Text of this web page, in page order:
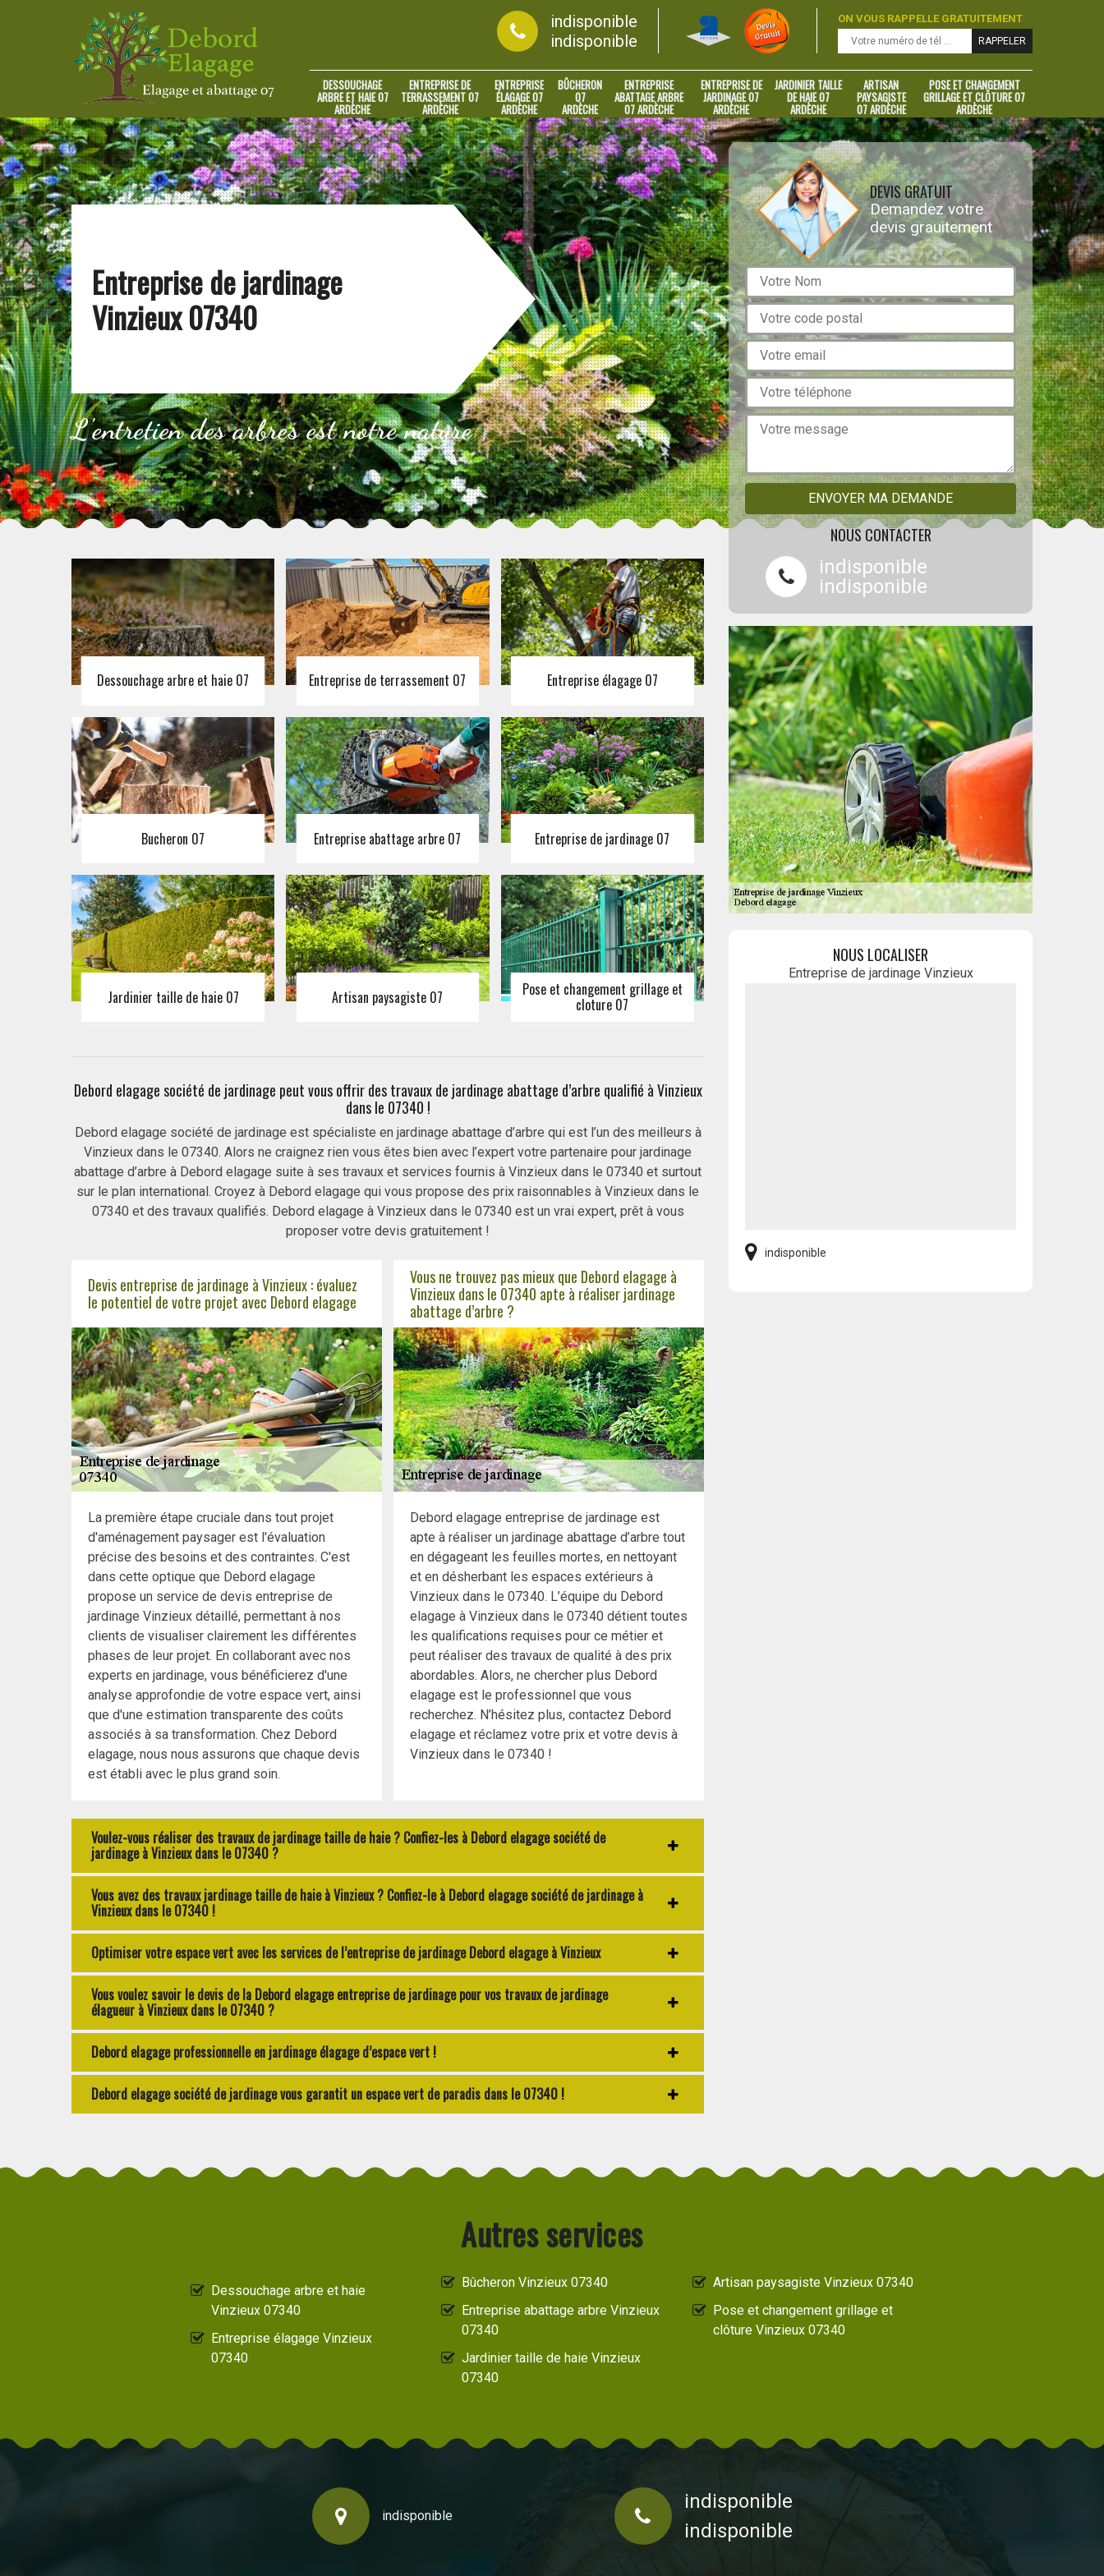
indisponible
indisponible
ON VOUS RAPPELLE GRATUITEMENT
DESSOUCHAGE
ARBRE ET HAIE 07
ARDÈCHE
ENTREPRISE DE
TERRASSEMENT 07
ARDÈCHE
ENTREPRISE
ÉLAGAGE 07
ARDÈCHE
BÛCHERON
07
ARDÈCHE
ENTREPRISE
ABATTAGE ARBRE
07 ARDÈCHE
ENTREPRISE DE
JARDINAGE 07
ARDÈCHE
JARDINIER TAILLE
DE HAIE 07
ARDÈCHE
ARTISAN
PAYSAGISTE
07 ARDÈCHE
POSE ET CHANGEMENT
GRILLAGE ET CLÔTURE 07
ARDÈCHE
Entreprise de jardinage
Vinzieux 07340
L'entretien des arbres est notre nature
Dessouchage arbre et haie 07 Entreprise de terrassement 07 Entreprise élagage 07
Bucheron 07 Entreprise abattage arbre 07 Entreprise de jardinage 07
Jardinier taille de haie 07 Artisan paysagiste 07 Pose et changement grillage et
cloture 07
Debord elagage société de jardinage peut vous offrir des travaux de jardinage abattage d’arbre qualifié à Vinzieux
dans le 07340 !
Debord elagage société de jardinage est spécialiste en jardinage abattage d’arbre qui est l’un des meilleurs à
Vinzieux dans le 07340. Alors ne craignez rien vous êtes bien avec l’expert votre partenaire pour jardinage
abattage d’arbre à Debord elagage suite à ses travaux et services fournis à Vinzieux dans le 07340 et surtout
sur le plan international. Croyez à Debord elagage qui vous propose des prix raisonnables à Vinzieux dans le
07340 et des travaux qualifiés. Debord elagage à Vinzieux dans le 07340 est un vrai expert, prêt à vous
proposer votre devis gratuitement !
Devis entreprise de jardinage à Vinzieux : évaluez
le potentiel de votre projet avec Debord elagage
La première étape cruciale dans tout projet
d'aménagement paysager est l'évaluation
précise des besoins et des contraintes. C'est
dans cette optique que Debord elagage
propose un service de devis entreprise de
jardinage Vinzieux détaillé, permettant à nos
clients de visualiser clairement les différentes
phases de leur projet. En collaborant avec nos
experts en jardinage, vous bénéficierez d'une
analyse approfondie de votre espace vert, ainsi
que d'une estimation transparente des coûts
associés à sa transformation. Chez Debord
elagage, nous nous assurons que chaque devis
est établi avec le plus grand soin.
Vous ne trouvez pas mieux que Debord elagage à
Vinzieux dans le 07340 apte à réaliser jardinage
abattage d’arbre ?
Debord elagage entreprise de jardinage est
apte à réaliser un jardinage abattage d’arbre tout
en dégageant les feuilles mortes, en nettoyant
et en désherbant les espaces extérieurs à
Vinzieux dans le 07340. L’équipe du Debord
elagage à Vinzieux dans le 07340 détient toutes
les qualifications requises pour ce métier et
peut réaliser des travaux de qualité à des prix
abordables. Alors, ne chercher plus Debord
elagage est le professionnel que vous
recherchez. N’hésitez plus, contactez Debord
elagage et réclamez votre prix et votre devis à
Vinzieux dans le 07340 !
Voulez-vous réaliser des travaux de jardinage taille de haie ? Confiez-les à Debord elagage société de
jardinage à Vinzieux dans le 07340 ?
Vous avez des travaux jardinage taille de haie à Vinzieux ? Confiez-le à Debord elagage société de jardinage à
Vinzieux dans le 07340 !
Optimiser votre espace vert avec les services de l’entreprise de jardinage Debord elagage à Vinzieux
Vous voulez savoir le devis de la Debord elagage entreprise de jardinage pour vos travaux de jardinage
élagueur à Vinzieux dans le 07340 ?
Debord elagage professionnelle en jardinage élagage d’espace vert !
Debord elagage société de jardinage vous garantit un espace vert de paradis dans le 07340 !
DEVIS GRATUIT
Demandez votre
devis grauitement
NOUS CONTACTER
indisponible
indisponible
NOUS LOCALISER
Entreprise de jardinage Vinzieux
indisponible
Autres services
Dessouchage arbre et haie
Vinzieux 07340
Entreprise élagage Vinzieux
07340
Bûcheron Vinzieux 07340
Entreprise abattage arbre Vinzieux
07340
Jardinier taille de haie Vinzieux
07340
Artisan paysagiste Vinzieux 07340
Pose et changement grillage et
clôture Vinzieux 07340
indisponible
indisponible
indisponible